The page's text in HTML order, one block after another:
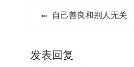
文
导
Previous
自己善良和别人无关
发表回复